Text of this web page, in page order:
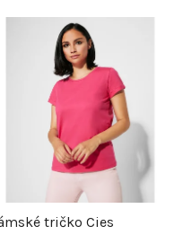
tričko Cies